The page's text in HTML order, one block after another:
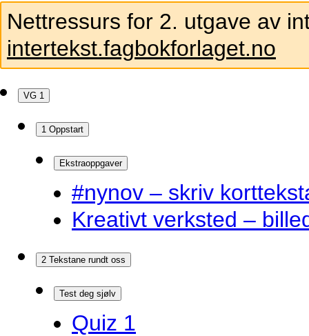
Nettressurs for 2. utgave av
intertekst.fagbokforlaget.no
VG 1
1 Oppstart
Ekstraoppgaver
#nynov – skriv
Kreativt verksted –
2 Tekstane rundt oss
Test deg sjølv
Quiz 1